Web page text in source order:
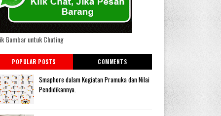
Gambar untuk Chating
POPULAR POSTS COMMENTS
Smaphore dalam Kegiatan Pramuka dan Nilai
Pendidikannya.